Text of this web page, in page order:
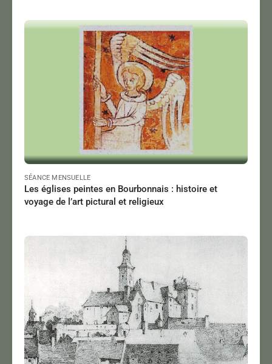
PETIT Aurore
Le 08/03/2025 à 15:00
Lire
SÉANCE MENSUELLE
Les églises peintes en Bourbonnais : histoire et
voyage de l’art pictural et religieux
TROUBAT Olivier
Le 14/02/2025
Lire